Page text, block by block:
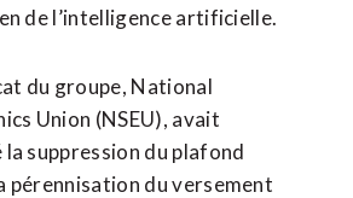
de l’intelligence ​artificielle.
du groupe, National
Union (NSEU), avait
suppression du plafond
pérennisation du versement